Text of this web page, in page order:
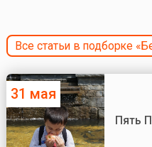
Все статьи в подборке
31 мая
Пять